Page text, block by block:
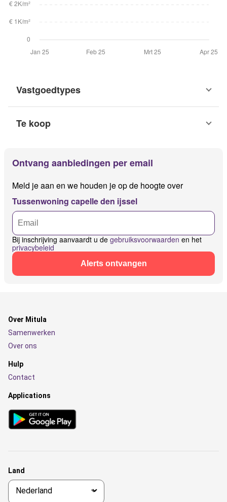
Vastgoedtypes
Te koop
Ontvang aanbiedingen per email
Meld je aan en we houden je op de hoogte over
Tussenwoning capelle den ijssel
Bij inschrijving aanvaardt u de gebruiksvoorwaarden en het
privacybeleid
Alerts ontvangen
Over Mitula
Samenwerken
Over ons
Hulp
Contact
Applications
Land